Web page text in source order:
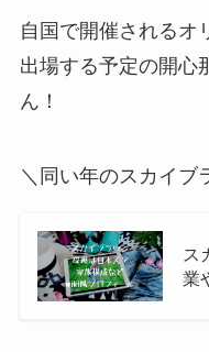
自国で開催されるオ
出場する予定の開心
ん！
＼同い年のスカイブ
ス
業